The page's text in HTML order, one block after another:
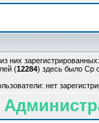
, из них
(12284) здесь было Ср
нет